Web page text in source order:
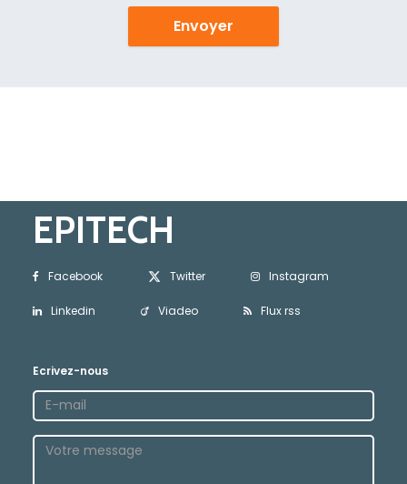
Envoyer
EPITECH
Facebook Twitter Instagram
Linkedin Viadeo Flux rss
Ecrivez-nous